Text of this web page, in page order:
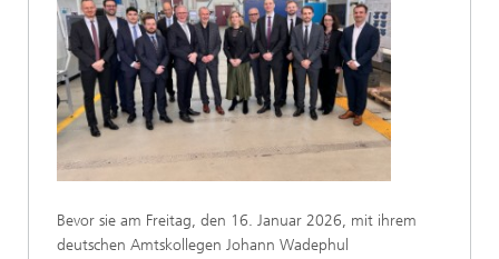
Bevor sie am Freitag, den 16. Januar 2026, mit ihrem
deutschen Amtskollegen Johann Wadephul